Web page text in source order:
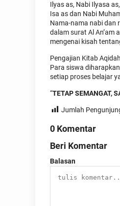
Ilyas as, Nabi Ilyasa
Isa as dan Nabi
Nama-nama nabi dan
dalam surat Al An’am
mengenai kisah
Pengajian Kitab
Para siswa
setiap proses belajar
“TETAP SEMANGAT,
Jumlah
0 Komentar
Beri Komentar
Balasan